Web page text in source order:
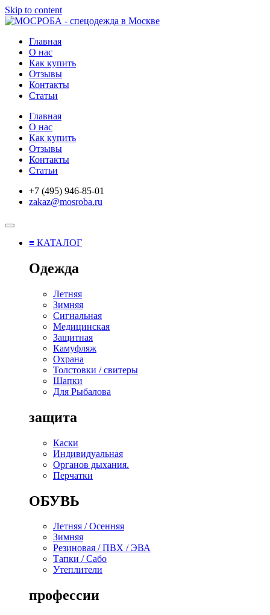
Skip to content
Главная
О нас
Как купить
Отзывы
Контакты
Статьи
Главная
О нас
Как купить
Отзывы
Контакты
Статьи
+7 (495) 946-85-01
zakaz@mosroba.ru
≡ КАТАЛОГ
Одежда
Летняя
Зимняя
Сигнальная
Медицинская
Защитная
Камуфляж
Охрана
Толстовки / свитеры
Шапки
Для Рыбалова
защита
Каски
Индивидуальная
Органов дыхания.
Перчатки
ОБУВЬ
Летняя / Осенняя
Зимняя
Резиновая / ПВХ / ЭВА
Тапки / Сабо
Утеплители
профессии